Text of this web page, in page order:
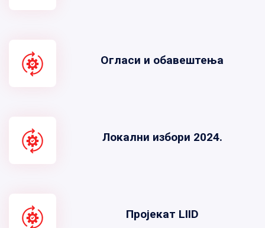
Огласи и обавештења
Локални избори 2024.
Пројекат LIID